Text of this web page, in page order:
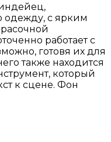
одежду, с ярким
работает с
готовя их для
также находится
который
к сцене. Фон